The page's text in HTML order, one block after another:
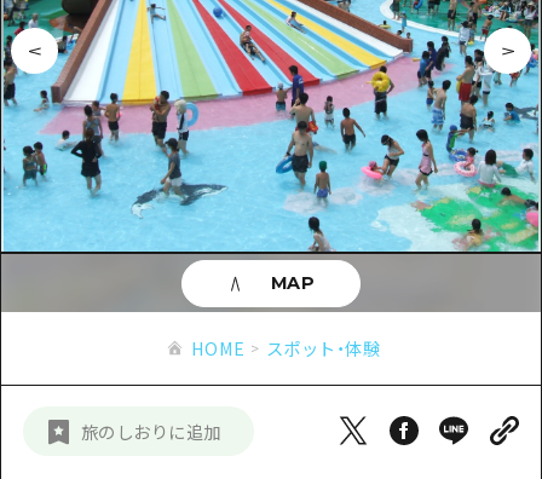
おすすめ
アート
イベント・祭り
グルメ・酒
サイクリング
ショッピング
スポーツ
ナイトライフ
モデルコース一覧
Dive! Hiroshima 公式ガイド
広島もしもトラベル
あたらしい非日常
広島市周辺
安芸
備北
芸北
スポット・体験
スポット・体験一覧
広島市周辺
安芸
備後
備北
芸北
山口県東部
イベント
旬情報
お役立ち情報
お役立ち情報一覧
アクセス
新着情報
HOME スポット・体験
旅のしおりに追加
MAP